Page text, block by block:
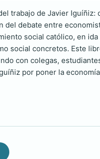
trabajo de Javier Iguíñiz:
del debate entre
social católico, en ida
social concretos. Este
con colegas,
por poner la